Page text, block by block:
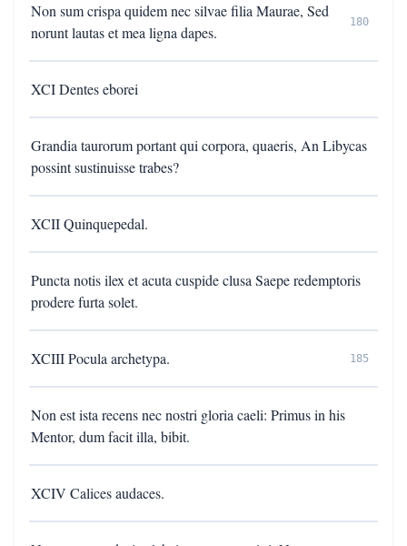
Non sum crispa quidem nec silvae filia Maurae, Sed
norunt lautas et mea ligna dapes.
180
XCI Dentes eborei
Grandia taurorum portant qui corpora, quaeris, An Libycas
possint sustinuisse trabes?
XCII Quinquepedal.
Puncta notis ilex et acuta cuspide clusa Saepe redemptoris
prodere furta solet.
XCIII Pocula archetypa. 185
Non est ista recens nec nostri gloria caeli: Primus in his
Mentor, dum facit illa, bibit.
XCIV Calices audaces.